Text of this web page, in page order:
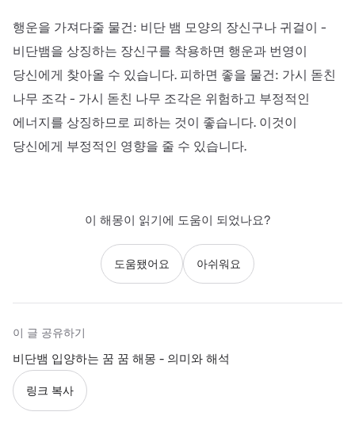
행운을 가져다줄 물건: 비단 뱀 모양의 장신구나 귀걸이 -
비단뱀을 상징하는 장신구를 착용하면 행운과 번영이
당신에게 찾아올 수 있습니다. 피하면 좋을 물건: 가시 돋친
나무 조각 - 가시 돋친 나무 조각은 위험하고 부정적인
에너지를 상징하므로 피하는 것이 좋습니다. 이것이
당신에게 부정적인 영향을 줄 수 있습니다.
이 해몽이 읽기에 도움이 되었나요?
도움됐어요 아쉬워요
이 글 공유하기
비단뱀 입양하는 꿈 꿈 해몽 - 의미와 해석
링크 복사